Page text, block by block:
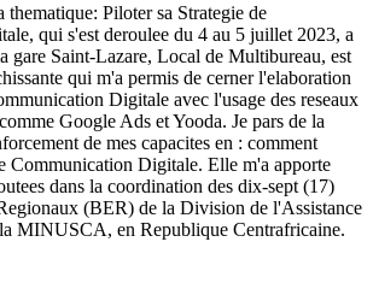
Piloter sa Strategie de
qui s'est deroulee du 4 au 5 juillet 2023, a
gare Saint-Lazare, Local de Multibureau, est
qui m'a permis de cerner l'elaboration
Digitale avec l'usage des reseaux
Google Ads et Yooda. Je pars de la
de mes capacites en : comment
Communication Digitale. Elle m'a apporte
dans la coordination des dix-sept (17)
(BER) de la Division de l'Assistance
MINUSCA, en Republique Centrafricaine.